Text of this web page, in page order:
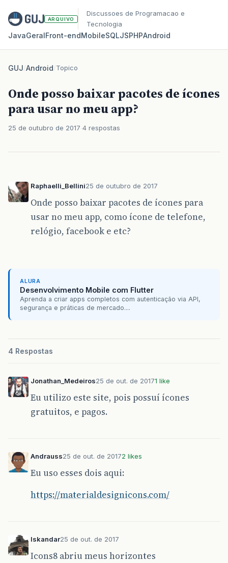
ARQUIVO
Discussoes de Programacao e
Tecnologia
JavaGeralFront‑endMobileSQLJSPHPAndroid
GUJ/Android/Topico
Onde posso baixar pacotes de ícones
para usar no meu app?
25 de outubro de 2017 4 respostas
Raphaelli_Bellini25 de outubro de 2017
Onde posso baixar pacotes de ícones para
usar no meu app, como ícone de telefone,
relógio, facebook e etc?
ALURA
Desenvolvimento Mobile com Flutter
Aprenda a criar apps completos com autenticação via API,
segurança e práticas de mercado....
4 Respostas
Jonathan_Medeiros25 de out. de 20171 like
Eu utilizo este site, pois possuí ícones
gratuitos, e pagos.
Andrauss25 de out. de 20172 likes
Eu uso esses dois aqui:
https://materialdesignicons.com/
Iskandar25 de out. de 2017
Icons8 abriu meus horizontes